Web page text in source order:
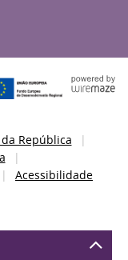
República
Acessibilidade